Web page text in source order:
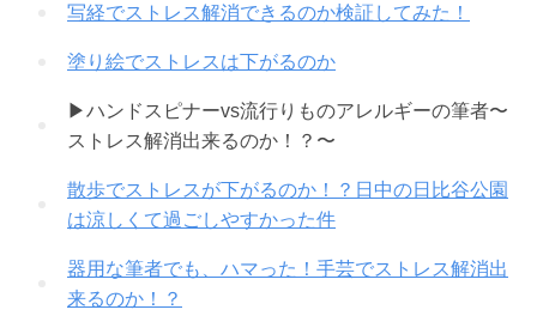
写経でストレス解消できるのか検証してみた！
塗り絵でストレスは下がるのか
▶︎ハンドスピナーvs流行りものアレルギーの筆者〜
ストレス解消出来るのか！？〜
散歩でストレスが下がるのか！？日中の日比谷公園
は涼しくて過ごしやすかった件
器用な筆者でも、ハマった！手芸でストレス解消出
来るのか！？